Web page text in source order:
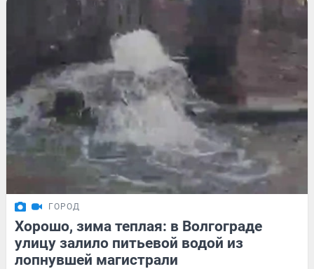
ГОРОД
Хорошо, зима теплая: в Волгограде
улицу залило питьевой водой из
лопнувшей магистрали